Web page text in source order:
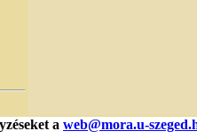
a web@mora.u-